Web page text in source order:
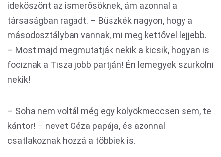
ideköszönt az ismerősöknek, ám azonnal a
társaságban ragadt. – Büszkék nagyon, hogy a
másodosztályban vannak, mi meg kettővel lejjebb.
– Most majd megmutatják nekik a kicsik, hogyan is
fociznak a Tisza jobb partján! Én lemegyek szurkolni
nekik!
– Soha nem voltál még egy kölyökmeccsen sem, te
kántor! – nevet Géza papája, és azonnal
csatlakoznak hozzá a többiek is.